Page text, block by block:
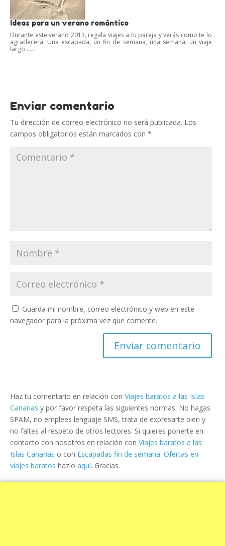
Ideas para un verano romántico
Durante este verano 2013, regala viajes a tu pareja y verás como te lo
agradecerá. Una escapada, un fin de semana, una semana, un viaje
largo…...
Enviar comentario
Tu dirección de correo electrónico no será publicada. Los
campos obligatorios están marcados con *
Guarda mi nombre, correo electrónico y web en este
navegador para la próxima vez que comente.
Haz tu comentario en relación con Viajes baratos a las Islas
Canarias y por favor respeta las siguientes normas: No hagas
SPAM, no emplees lenguaje SMS, trata de expresarte bien y
no faltes al respeto de otros lectores. Si quieres ponerte en
contacto con nosotros en relación con Viajes baratos a las
Islas Canarias o con Escapadas fin de semana. Ofertas en
viajes baratos hazlo aquí. Gracias.